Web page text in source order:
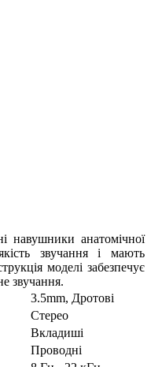
навушники анатомічної
звучання і мають
моделі забезпечує
звучання.
3.5mm, Дротові
Стерео
Вкладиші
Проводні